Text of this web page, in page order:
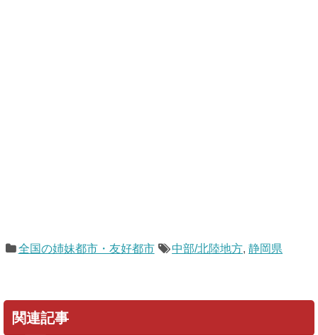
全国の姉妹都市・友好都市 中部/北陸地方,静岡県
関連記事